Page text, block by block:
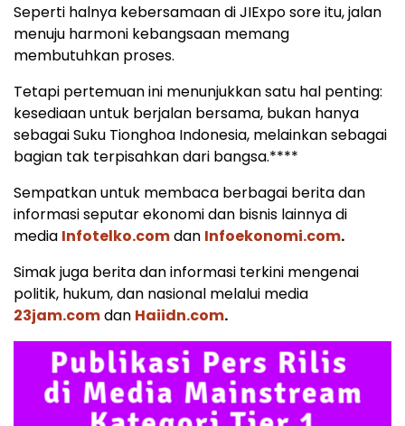
Seperti halnya kebersamaan di JIExpo sore itu, jalan
menuju harmoni kebangsaan memang
membutuhkan proses.
Tetapi pertemuan ini menunjukkan satu hal penting:
kesediaan untuk berjalan bersama, bukan hanya
sebagai Suku Tionghoa Indonesia, melainkan sebagai
bagian tak terpisahkan dari bangsa.****
Sempatkan untuk membaca berbagai berita dan
informasi seputar ekonomi dan bisnis lainnya di
media Infotelko.comdan Infoekonomi.com.
Simak juga berita dan informasi terkini mengenai
politik, hukum, dan nasional melalui media
23jam.comdan Haiidn.com.